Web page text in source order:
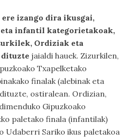
izango dira ikusgai,
eta infantil kategorietakoak,
Ordiziak eta
jaialdi hauek. Zizurkilen,
Txapelketako
finalak (alebinak eta
ostiralean. Ordizian,
Gipuzkoako
paletako finala (infantilak)
Udaberri Sariko ikus paletakoa